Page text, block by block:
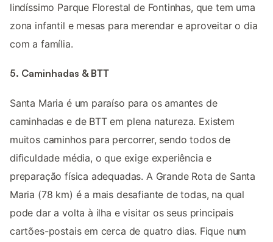
lindíssimo Parque Florestal de Fontinhas, que tem uma
zona infantil e mesas para merendar e aproveitar o dia
com a família.
5. Caminhadas & BTT
Santa Maria é um paraíso para os amantes de
caminhadas e de BTT em plena natureza. Existem
muitos caminhos para percorrer, sendo todos de
dificuldade média, o que exige experiência e
preparação física adequadas. A Grande Rota de Santa
Maria (78 km) é a mais desafiante de todas, na qual
pode dar a volta à ilha e visitar os seus principais
cartões-postais em cerca de quatro dias. Fique num